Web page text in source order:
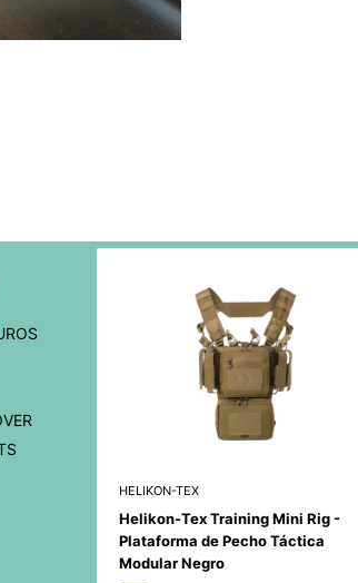
HELIKON-TEX
Helikon-Tex Training Mini Rig -
Plataforma de Pecho Táctica
Modular Negro